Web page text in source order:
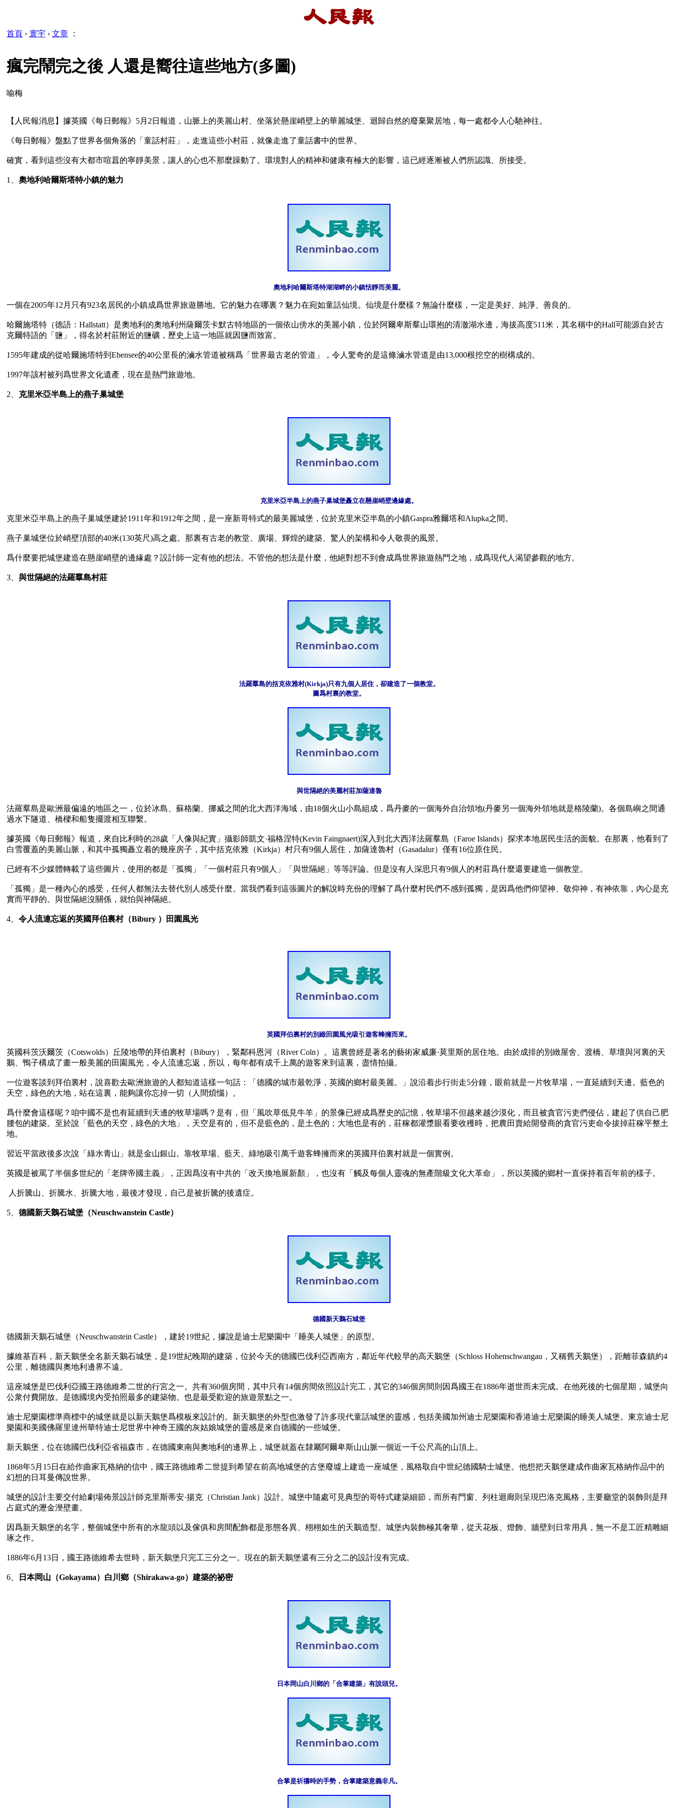
首頁 › 寰宇 › 文章 ：
瘋完鬧完之後 人還是嚮往這些地方(多圖)
喻梅
【人民報消息】據英國《每日郵報》5月2日報道，山脈上的美麗山村、坐落於懸崖峭壁上的華麗城堡、迴歸自然的廢棄聚居地，每一處都令人心馳神往。
《每日郵報》盤點了世界各個角落的「童話村莊」，走進這些小村莊，就像走進了童話書中的世界。
確實，看到這些沒有大都市喧囂的寧靜美景，讓人的心也不那麼躁動了。環境對人的精神和健康有極大的影響，這已經逐漸被人們所認識、所接受。
1、 奧地利哈爾斯塔特小鎮的魅力
奧地利哈爾斯塔特湖湖畔的小鎮恬靜而美麗。
一個在2005年12月只有923名居民的小鎮成爲世界旅遊勝地。它的魅力在哪裏？魅力在宛如童話仙境。仙境是什麼樣？無論什麼樣，一定是美好、純淨、善良的。
哈爾施塔特（德語：Hallstatt）是奧地利的奧地利州薩爾茨卡默古特地區的一個依山傍水的美麗小鎮，位於阿爾卑斯羣山環抱的清澈湖水邊，海拔高度511米，其名稱中的Hall可能源自於古
克爾特語的「鹽」，得名於村莊附近的鹽礦，歷史上這一地區就因鹽而致富。
1595年建成的從哈爾施塔特到Ebensee的40公里長的滷水管道被稱爲「世界最古老的管道」，令人驚奇的是這條滷水管道是由13,000根挖空的樹構成的。
1997年該村被列爲世界文化遺產，現在是熱門旅遊地。
2、 克里米亞半島上的燕子巢城堡
克里米亞半島上的燕子巢城堡矗立在懸崖峭壁邊緣處。
克里米亞半島上的燕子巢城堡建於1911年和1912年之間，是一座新哥特式的最美麗城堡，位於克里米亞半島的小鎮Gaspra雅爾塔和Alupka之間。
燕子巢城堡位於峭壁頂部的40米(130英尺)高之處。那裏有古老的教堂、廣場、輝煌的建築、驚人的架構和令人敬畏的風景。
爲什麼要把城堡建造在懸崖峭壁的邊緣處？設計師一定有他的想法。不管他的想法是什麼，他絕對想不到會成爲世界旅遊熱門之地，成爲現代人渴望參觀的地方。
3、 與世隔絕的法羅羣島村莊
法羅羣島的括克依雅村(Kirkja)只有九個人居住，卻建造了一個教堂。
圖爲村裏的教堂。
與世隔絕的美麗村莊加薩達魯
法羅羣島是歐洲最偏遠的地區之一，位於冰島、蘇格蘭、挪威之間的北大西洋海域，由18個火山小島組成，爲丹麥的一個海外自治領地(丹麥另一個海外領地就是格陵蘭)。各個島嶼之間通
過水下隧道、橋樑和船隻擺渡相互聯繫。
據英國《每日郵報》報道，來自比利時的28歲「人像與紀實」攝影師凱文·福格涅特(Kevin Faingnaert)深入到北大西洋法羅羣島（Faroe Islands）探求本地居民生活的面貌。在那裏，他看到了
白雪覆蓋的美麗山脈，和其中孤獨矗立着的幾座房子，其中括克依雅（Kirkja）村只有9個人居住，加薩達魯村（Gasadalur）僅有16位原住民。
已經有不少媒體轉載了這些圖片，使用的都是「孤獨」「一個村莊只有9個人」「與世隔絕」等等評論。但是沒有人深思只有9個人的村莊爲什麼還要建造一個教堂。
「孤獨」是一種內心的感受，任何人都無法去替代別人感受什麼。當我們看到這張圖片的解說時充份的理解了爲什麼村民們不感到孤獨，是因爲他們仰望神、敬仰神，有神依靠，內心是充
實而平靜的。與世隔絕沒關係，就怕與神隔絕。
4、 令人流連忘返的英國拜伯裏村（Bibury ）田園風光
英國拜伯裏村的別緻田園風光吸引遊客蜂擁而來。
英國科茨沃爾茨（Cotswolds）丘陵地帶的拜伯裏村（Bibury），緊鄰科恩河（River Coln）。這裏曾經是著名的藝術家威廉·莫里斯的居住地。由於成排的別緻屋舍、渡橋、草壇與河裏的天
鵝、鴨子構成了畫一般美麗的田園風光，令人流連忘返，所以，每年都有成千上萬的遊客來到這裏，盡情拍攝。
一位遊客談到拜伯裏村，說喜歡去歐洲旅遊的人都知道這樣一句話：「德國的城市最乾淨，英國的鄉村最美麗。」說沿着步行街走5分鐘，眼前就是一片牧草場，一直延續到天邊。藍色的
天空，綠色的大地，站在這裏，能夠讓你忘掉一切（人間煩惱）。
爲什麼會這樣呢？咱中國不是也有延續到天邊的牧草場嗎？是有，但「風吹草低見牛羊」的景像已經成爲歷史的記憶，牧草場不但越來越沙漠化，而且被貪官污吏們侵佔，建起了供自己肥
腰包的建築。至於說「藍色的天空，綠色的大地」，天空是有的，但不是藍色的，是土色的；大地也是有的，莊稼都灌漿眼看要收穫時，把農田賣給開發商的貪官污吏命令拔掉莊稼平整土
地。
習近平當政後多次說「綠水青山」就是金山銀山。靠牧草場、藍天、綠地吸引萬千遊客蜂擁而來的英國拜伯裏村就是一個實例。
英國是被罵了半個多世紀的「老牌帝國主義」，正因爲沒有中共的「改天換地展新顏」，也沒有「觸及每個人靈魂的無產階級文化大革命」，所以英國的鄉村一直保持着百年前的樣子。
5、 德國新天鵝石城堡（Neuschwanstein Castle）
德國新天鵝石城堡
德國新天鵝石城堡（Neuschwanstein Castle），建於19世紀，據說是迪士尼樂園中「睡美人城堡」的原型。
據維基百科，新天鵝堡全名新天鵝石城堡，是19世紀晚期的建築，位於今天的德國巴伐利亞西南方，鄰近年代較早的高天鵝堡（Schloss Hohenschwangau，又稱舊天鵝堡），距離菲森鎮約4
公里，離德國與奧地利邊界不遠。
這座城堡是巴伐利亞國王路德維希二世的行宮之一。共有360個房間，其中只有14個房間依照設計完工，其它的346個房間則因爲國王在1886年逝世而未完成。在他死後的七個星期，城堡向
公衆付費開放。是德國境內受拍照最多的建築物。也是最受歡迎的旅遊景點之一。
迪士尼樂園標準商標中的城堡就是以新天鵝堡爲模板來設計的。新天鵝堡的外型也激發了許多現代童話城堡的靈感，包括美國加州迪士尼樂園和香港迪士尼樂園的睡美人城堡。東京迪士尼
樂園和美國佛羅里達州華特迪士尼世界中神奇王國的灰姑娘城堡的靈感是來自德國的一些城堡。
新天鵝堡，位在德國巴伐利亞省福森市，在德國東南與奧地利的邊界上，城堡就蓋在隸屬阿爾卑斯山山脈一個近一千公尺高的山頂上。
1868年5月15日在給作曲家瓦格納的信中，國王路德維希二世提到希望在前高地城堡的古堡廢墟上建造一座城堡，風格取自中世紀德國騎士城堡。他想把天鵝堡建成作曲家瓦格納作品中的
幻想的日耳曼傳說世界。
城堡的設計主要交付給劇場佈景設計師克里斯蒂安·揚克（Christian Jank）設計。城堡中隨處可見典型的哥特式建築細節，而所有門窗、列柱迴廊則呈現巴洛克風格，主要廳堂的裝飾則是拜
占庭式的瀝金溼壁畫。
因爲新天鵝堡的名字，整個城堡中所有的水龍頭以及傢俱和房間配飾都是形態各異、栩栩如生的天鵝造型。城堡內裝飾極其奢華，從天花板、燈飾、牆壁到日常用具，無一不是工匠精雕細
琢之作。
1886年6月13日，國王路德維希去世時，新天鵝堡只完工三分之一。現在的新天鵝堡還有三分之二的設計沒有完成。
6、 日本岡山（Gokayama）白川鄉（Shirakawa-go）建築的祕密
日本岡山白川鄉的「合掌建築」有說頭兒。
合掌是祈禱時的手勢，合掌建築意義非凡。